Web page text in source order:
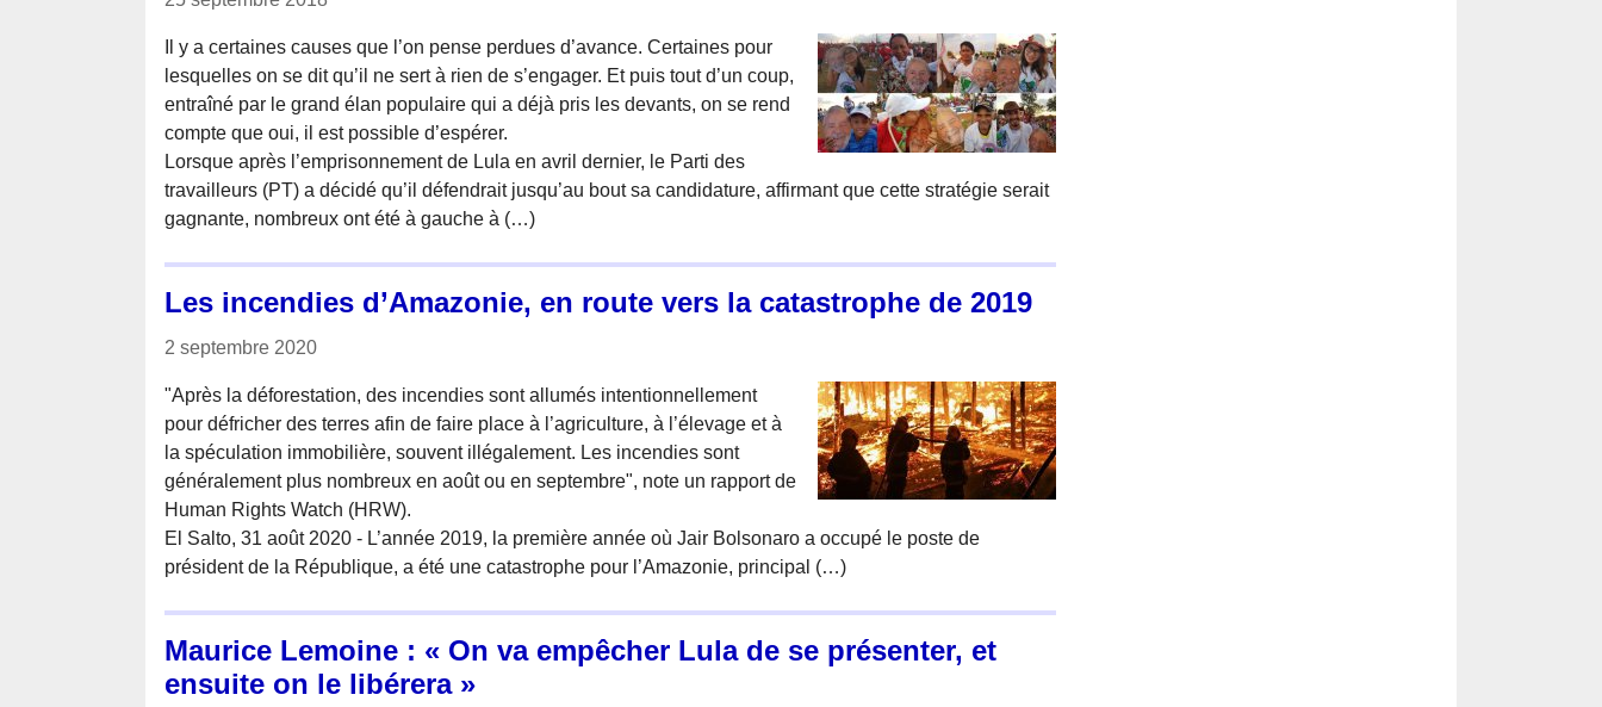
Il y a certaines causes que l’on pense perdues d’avance. Certaines pour
lesquelles on se dit qu’il ne sert à rien de s’engager. Et puis tout d’un coup,
entraîné par le grand élan populaire qui a déjà pris les devants, on se rend
compte que oui, il est possible d’espérer.
Lorsque après l’emprisonnement de Lula en avril dernier, le Parti des
travailleurs (PT) a décidé qu’il défendrait jusqu’au bout sa candidature, affirmant que cette stratégie serait
gagnante, nombreux ont été à gauche à (…)
Les incendies d’Amazonie, en route vers la catastrophe de 2019
2 septembre 2020
"Après la déforestation, des incendies sont allumés intentionnellement
pour défricher des terres afin de faire place à l’agriculture, à l’élevage et à
la spéculation immobilière, souvent illégalement. Les incendies sont
généralement plus nombreux en août ou en septembre", note un rapport de
Human Rights Watch (HRW).
El Salto, 31 août 2020 - L’année 2019, la première année où Jair Bolsonaro a occupé le poste de
président de la République, a été une catastrophe pour l’Amazonie, principal (…)
Maurice Lemoine : « On va empêcher Lula de se présenter, et
ensuite on le libérera »